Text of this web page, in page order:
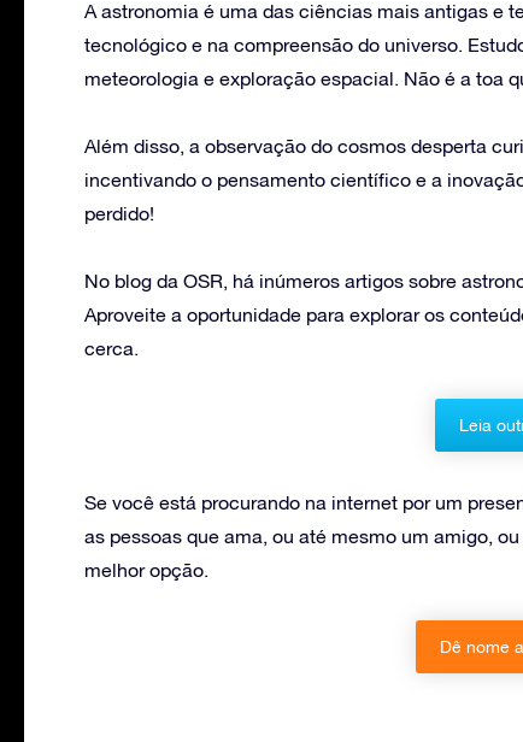
A astronomia é uma das ciências mais antigas e
tecnológico e na compreensão do universo.
meteorologia e exploração espacial. Não é a toa
Além disso, a observação do cosmos desperta
incentivando o pensamento científico e a
perdido!
No blog da OSR, há inúmeros artigos sobre
Aproveite a oportunidade para explorar os
cerca.
Leia
Se você está procurando na internet por um
as pessoas que ama, ou até mesmo um amigo,
melhor opção.
Dê nome